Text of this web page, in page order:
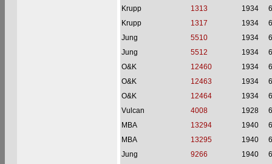
Krupp
1313 1934
Krupp
1317 1934
Jung
5510 1934
Jung
5512 1934
O&K
12460 1934
O&K
12463 1934
O&K
12464 1934
Vulcan
4008 1928
MBA
13294 1940
MBA
13295 1940
Jung
9266 1940